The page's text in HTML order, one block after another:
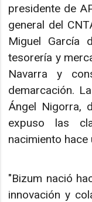
presidente de
general del
Miguel García
tesorería y
Navarra y
demarcación.
Ángel Nigorra,
expuso las
nacimiento hace
"Bizum nació
innovación y